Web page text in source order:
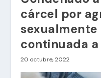
cárcel por
sexualmente
continuada a
20 octubre, 2022